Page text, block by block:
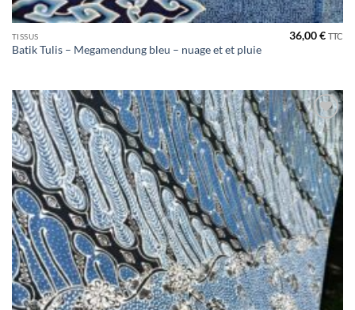
TISSUS
Batik Tulis – Megamendung bleu – nuage et et pluie
36,00€ TTC
Ajouter
à la liste
de
souhaits